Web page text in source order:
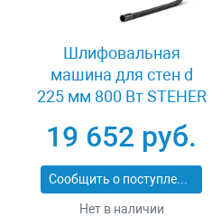
Шлифовальная
машина для стен d
225 мм 800 Вт STEHER
19 652 руб.
Сообщить о поступлении
Нет в наличии